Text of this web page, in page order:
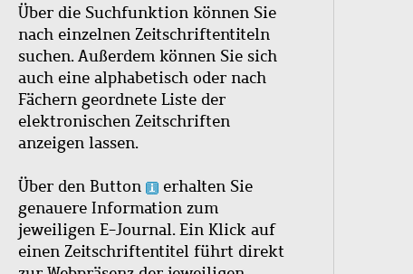
Über die Suchfunktion können Sie
nach einzelnen Zeitschriftentiteln
suchen. Außerdem können Sie sich
auch eine alphabetisch oder nach
Fächern geordnete Liste der
elektronischen Zeitschriften
anzeigen lassen.
Über den Button
erhalten Sie
genauere Information zum
jeweiligen E-Journal. Ein Klick auf
einen Zeitschriftentitel führt direkt